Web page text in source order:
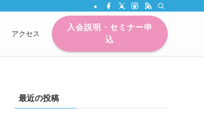
アクセス
入会説明・セミナー申
込
最近の投稿